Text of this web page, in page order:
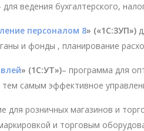
для ведения бухгалтерского,
персоналом 8» («1С:ЗУП»)
и фонды , планирование
» (1С:УТ»)– программа для
самым эффективное
для розничных магазинов и
и торговым